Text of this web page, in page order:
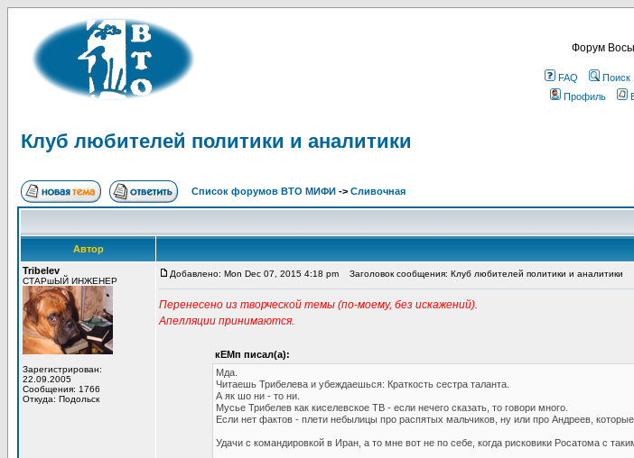
Форум
FAQ Поиск
Профиль
Клуб любителей политики и аналитики
Список форумов ВТО МИФИ -> Сливочная
Автор
Tribelev
СТАРшЫЙ ИНЖЕНЕР
Зарегистрирован:
22.09.2005
Сообщения: 1766
Откуда: Подольск
Добавлено: Mon Dec 07, 2015 4:18 pm Заголовок сообщения: Клуб любителей политики и аналитики
Перенесено из творческой темы (по-моему, без искажений).
Апелляции принимаются.
кЕМп писал(а):
Мда.
Читаешь Трибелева и убеждаешься: Краткость сестра таланта.
А як шо ни - то ни.
Мусье Трибелев как киселевское ТВ - если нечего сказать, то говори много.
Если нет фактов - плети небылицы про распятых мальчиков, ну или про Андреев,
Удачи с командировкой в Иран, а то мне вот не по себе, когда рисковики Росатома с